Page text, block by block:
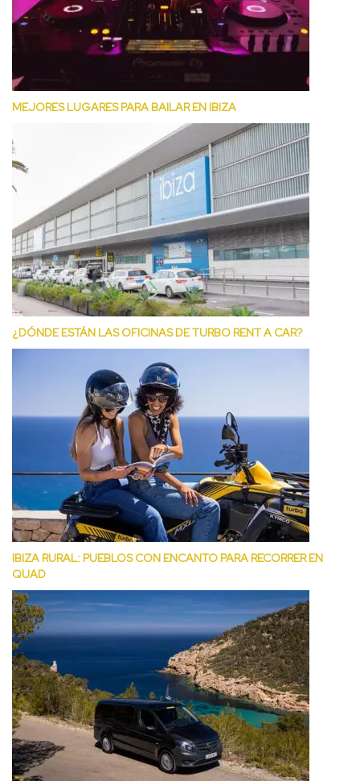
MEJORES LUGARES PARA BAILAR EN IBIZA
¿DÓNDE ESTÁN LAS OFICINAS DE TURBO RENT A CAR?
IBIZA RURAL: PUEBLOS CON ENCANTO PARA RECORRER EN
QUAD